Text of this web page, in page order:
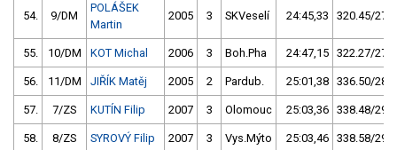
54. 9/DM
POLÁŠEK
Martin
2005 3 SKVeselí 24:45,33 320.45/27,5
55. 10/DM KOT Michal 2006 3 Boh.Pha 24:47,15 322.27/27,7
56. 11/DM JIŘÍK Matěj 2005 2 Pardub. 25:01,38 336.50/28,9
57. 7/ZS KUTÍN Filip 2007 3 Olomouc 25:03,36 338.48/29,1
58. 8/ZS SYROVÝ Filip 2007 3 Vys.Mýto 25:03,46 338.58/29,1